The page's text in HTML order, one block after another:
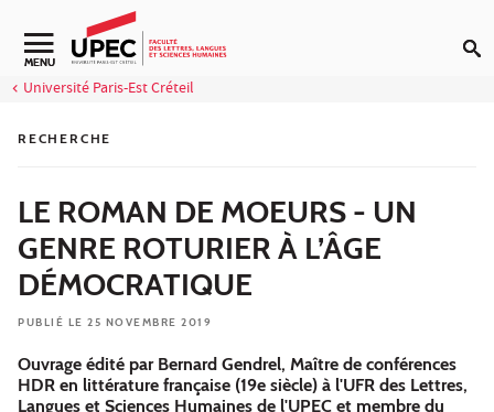
Aller au contenu
Navigation secondaire
MENU
Université Paris-Est Créteil
RECHERCHE
LE ROMAN DE MOEURS - UN
GENRE ROTURIER À L’ÂGE
DÉMOCRATIQUE
PUBLIÉ LE 25 NOVEMBRE 2019
Ouvrage édité par Bernard Gendrel, Maître de conférences
HDR en littérature française (19e siècle) à l'UFR des Lettres,
Langues et Sciences Humaines de l'UPEC et membre du